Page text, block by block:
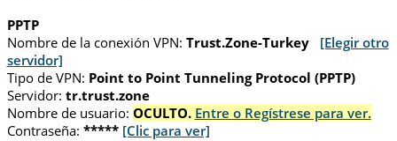
PPTP
Nombre de la conexión VPN: Trust.Zone-Turkey
[Elegir otro
servidor]
Tipo de VPN: Point to Point Tunneling Protocol (PPTP)
Servidor: tr.trust.zone
Nombre de usuario: OCULTO. Entre o Regístrese para ver.
Contraseña: ***** [Clic para ver]